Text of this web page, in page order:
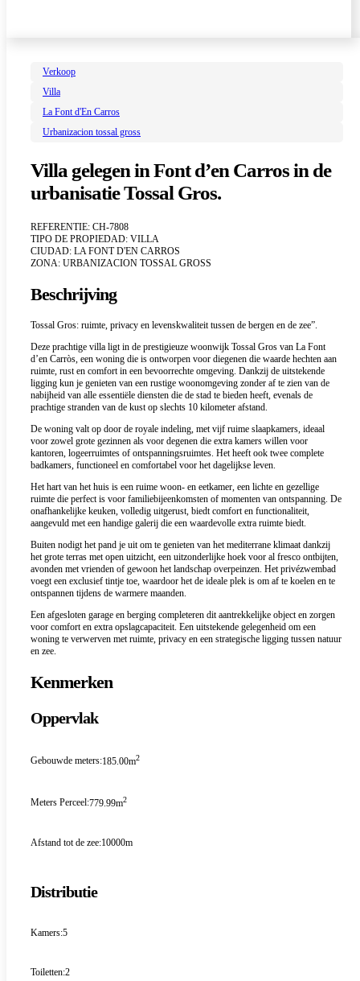
Verkoop
Villa
La Font d'En Carros
Urbanizacion tossal gross
Villa gelegen in Font d’en Carros in de
urbanisatie Tossal Gros.
REFERENTIE: CH-7808
TIPO DE PROPIEDAD: VILLA
CIUDAD: LA FONT D'EN CARROS
ZONA: URBANIZACION TOSSAL GROSS
Beschrijving
Tossal Gros: ruimte, privacy en levenskwaliteit tussen de bergen en de zee”.
Deze prachtige villa ligt in de prestigieuze woonwijk Tossal Gros van La Font
d’en Carròs, een woning die is ontworpen voor diegenen die waarde hechten aan
ruimte, rust en comfort in een bevoorrechte omgeving. Dankzij de uitstekende
ligging kun je genieten van een rustige woonomgeving zonder af te zien van de
nabijheid van alle essentiële diensten die de stad te bieden heeft, evenals de
prachtige stranden van de kust op slechts 10 kilometer afstand.
De woning valt op door de royale indeling, met vijf ruime slaapkamers, ideaal
voor zowel grote gezinnen als voor degenen die extra kamers willen voor
kantoren, logeerruimtes of ontspanningsruimtes. Het heeft ook twee complete
badkamers, functioneel en comfortabel voor het dagelijkse leven.
Het hart van het huis is een ruime woon- en eetkamer, een lichte en gezellige
ruimte die perfect is voor familiebijeenkomsten of momenten van ontspanning. De
onafhankelijke keuken, volledig uitgerust, biedt comfort en functionaliteit,
aangevuld met een handige galerij die een waardevolle extra ruimte biedt.
Buiten nodigt het pand je uit om te genieten van het mediterrane klimaat dankzij
het grote terras met open uitzicht, een uitzonderlijke hoek voor al fresco ontbijten,
avonden met vrienden of gewoon het landschap overpeinzen. Het privézwembad
voegt een exclusief tintje toe, waardoor het de ideale plek is om af te koelen en te
ontspannen tijdens de warmere maanden.
Een afgesloten garage en berging completeren dit aantrekkelijke object en zorgen
voor comfort en extra opslagcapaciteit. Een uitstekende gelegenheid om een
woning te verwerven met ruimte, privacy en een strategische ligging tussen natuur
en zee.
Kenmerken
Oppervlak
Gebouwde meters:185.00m2
Meters Perceel:779.99m2
Afstand tot de zee:10000m
Distributie
Kamers:5
Toiletten:2